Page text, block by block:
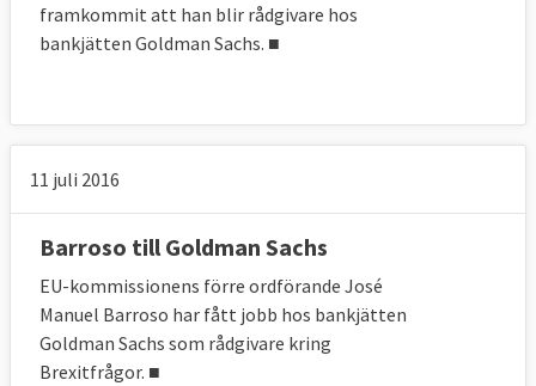
framkommit att han blir rådgivare hos
bankjätten Goldman Sachs. ■
11 juli 2016
Barroso till Goldman Sachs
EU-kommissionens förre ordförande José
Manuel Barroso har fått jobb hos bankjätten
Goldman Sachs som rådgivare kring
Brexitfrågor. ■